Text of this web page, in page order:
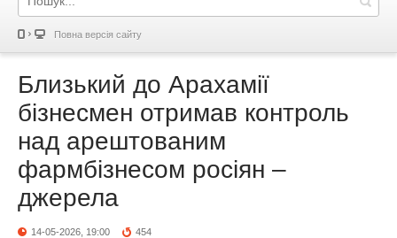
Повна версія сайту
Близький до Арахамії
бізнесмен отримав контроль
над арештованим
фармбізнесом росіян –
джерела
14-05-2026, 19:00 454